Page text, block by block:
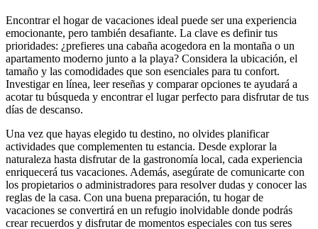
Encontrar el hogar de vacaciones ideal puede ser una experiencia
emocionante, pero también desafiante. La clave es definir tus
prioridades: ¿prefieres una cabaña acogedora en la montaña o un
apartamento moderno junto a la playa? Considera la ubicación, el
tamaño y las comodidades que son esenciales para tu confort.
Investigar en línea, leer reseñas y comparar opciones te ayudará a
acotar tu búsqueda y encontrar el lugar perfecto para disfrutar de tus
días de descanso.
Una vez que hayas elegido tu destino, no olvides planificar
actividades que complementen tu estancia. Desde explorar la
naturaleza hasta disfrutar de la gastronomía local, cada experiencia
enriquecerá tus vacaciones. Además, asegúrate de comunicarte con
los propietarios o administradores para resolver dudas y conocer las
reglas de la casa. Con una buena preparación, tu hogar de
vacaciones se convertirá en un refugio inolvidable donde podrás
crear recuerdos y disfrutar de momentos especiales con tus seres